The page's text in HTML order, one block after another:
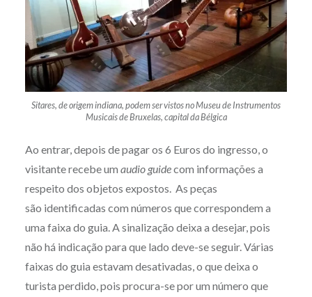
Sitares, de origem indiana, podem ser vistos no Museu de Instrumentos
Musicais de Bruxelas, capital da Bélgica
Ao entrar, depois de pagar os 6 Euros do ingresso, o
visitante recebe um audio guidecom informações a
respeito dos objetos expostos. As peças
são identificadas com números que correspondem a
uma faixa do guia. A sinalização deixa a desejar, pois
não há indicação para que lado deve-se seguir. Várias
faixas do guia estavam desativadas, o que deixa o
turista perdido, pois procura-se por um número que